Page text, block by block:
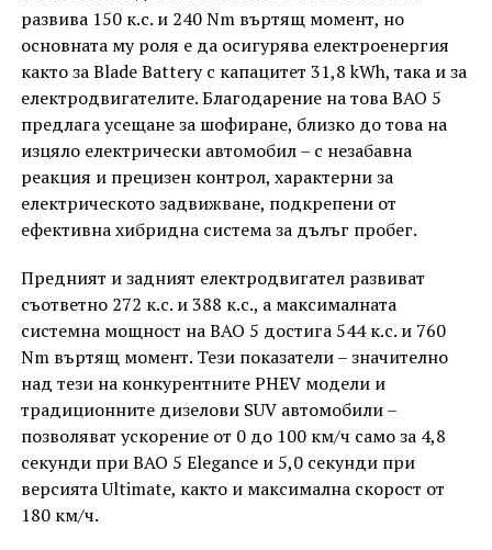
развива 150 к.с. и 240 Nm въртящ момент, но
основната му роля е да осигурява електроенергия
както за Blade Battery с капацитет 31,8 kWh, така и за
електродвигателите. Благодарение на това BAO 5
предлага усещане за шофиране, близко до това на
изцяло електрически автомобил – с незабавна
реакция и прецизен контрол, характерни за
електрическото задвижване, подкрепени от
ефективна хибридна система за дълъг пробег.
Предният и задният електродвигател развиват
съответно 272 к.с. и 388 к.с., а максималната
системна мощност на BAO 5 достига 544 к.с. и 760
Nm въртящ момент. Тези показатели – значително
над тези на конкурентните PHEV модели и
традиционните дизелови SUV автомобили –
позволяват ускорение от 0 до 100 км/ч само за 4,8
секунди при BAO 5 Elegance и 5,0 секунди при
версията Ultimate, както и максимална скорост от
180 км/ч.